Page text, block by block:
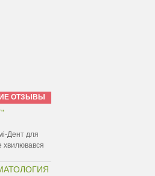
ОТЗЫВЫ
Дент для
хвилювався